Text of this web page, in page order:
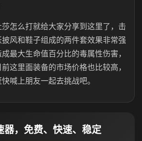
怎么打就给大家分享到这里了，击
风和鞋子组成的两件套效果非常强
最大生命值百分比的毒属性伤害，
这里面装备的市场价格也比较高，
喊上朋友一起去挑战吧。
器，免费、快速、稳定